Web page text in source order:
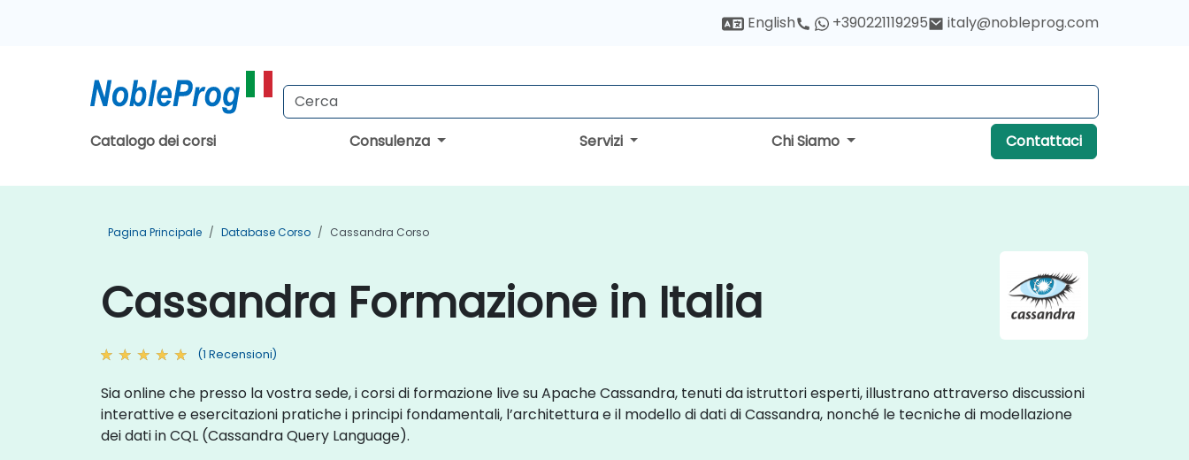
English +390221119295 italy@nobleprog.com
Catalogo dei corsi Consulenza Servizi Chi Siamo Contattaci
Pagina Principale Database Corso Cassandra Corso
Cassandra Formazione in Italia
(1 Recensioni)
Sia online che presso la vostra sede, i corsi di formazione live su Apache Cassandra, tenuti da istruttori esperti, illustrano attraverso discussioni
interattive e esercitazioni pratiche i principi fondamentali, l’architettura e il modello di dati di Cassandra, nonché le tecniche di modellazione
dei dati in CQL (Cassandra Query Language).